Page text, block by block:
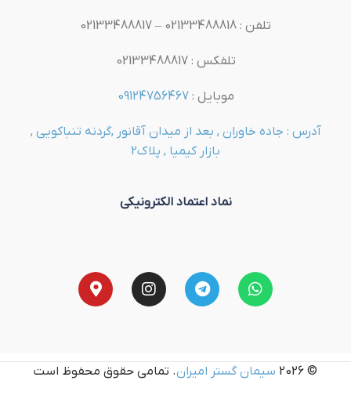
تلفن : 02133488818 – 02133488817
تلفکس : 02133488817
موبایل :09124756467
آدرس : جاده خاوران , بعد از میدان آقانور ,گردنه تنباکویی ,
بازار کیمیا , پلاک2
نماد اعتماد الکترونیکی
© 2026 سیمان گستر امیران. تمامی حقوق محفوظ است